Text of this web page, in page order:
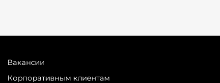
Вакансии
Корпоративным клиентам